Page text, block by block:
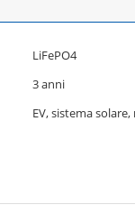
LiFePO4
3 anni
EV, sistema